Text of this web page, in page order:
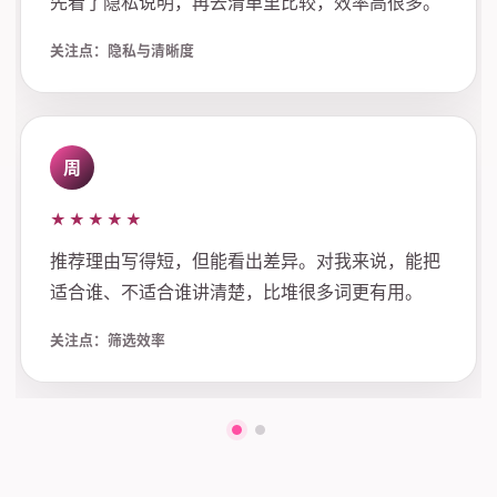
关注点：隐私与清晰度
周
★★★★★
推荐理由写得短，但能看出差异。对我来说，能把
适合谁、不适合谁讲清楚，比堆很多词更有用。
关注点：筛选效率